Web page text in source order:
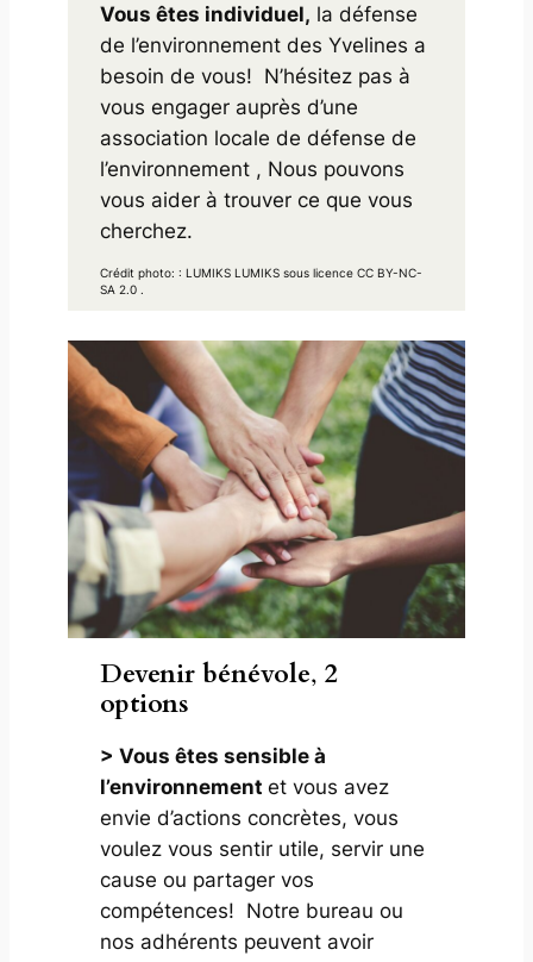
Vous êtes individuel, la défense
de l’environnement des Yvelines a
besoin de vous! N’hésitez pas à
vous engager auprès d’une
association locale de défense de
l’environnement , Nous pouvons
vous aider à trouver ce que vous
cherchez.
Crédit photo: : LUMIKS LUMIKS sous licence CC BY-NC-
SA 2.0 .
Devenir bénévole, 2
options
> Vous êtes sensible à
l’environnement et vous avez
envie d’actions concrètes, vous
voulez vous sentir utile, servir une
cause ou partager vos
compétences! Notre bureau ou
nos adhérents peuvent avoir